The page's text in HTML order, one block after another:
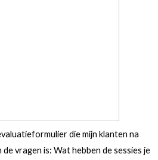
die mijn klanten na
vragen is: Wat hebben de sessies je